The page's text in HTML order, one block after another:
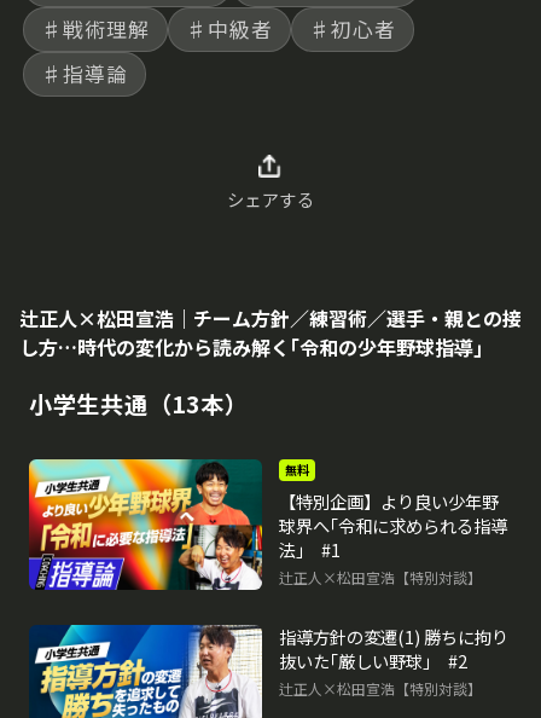
♯戦術理解
♯中級者
♯初心者
♯指導論
シェアする
辻正人×松田宣浩｜チーム方針／練習術／選手・親との接
し方…時代の変化から読み解く｢令和の少年野球指導｣
小学生共通（13本）
無料
【特別企画】より良い少年野
球界へ｢令和に求められる指導
法｣ #1
辻正人×松田宣浩【特別対談】
指導方針の変遷(1) 勝ちに拘り
抜いた｢厳しい野球｣ #2
辻正人×松田宣浩【特別対談】